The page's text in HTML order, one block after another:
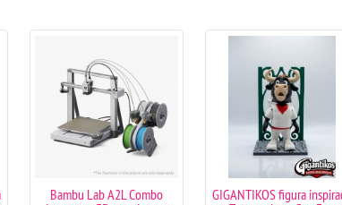
Bambu Lab A2L Combo
GIGANTIKOS figura inspirada